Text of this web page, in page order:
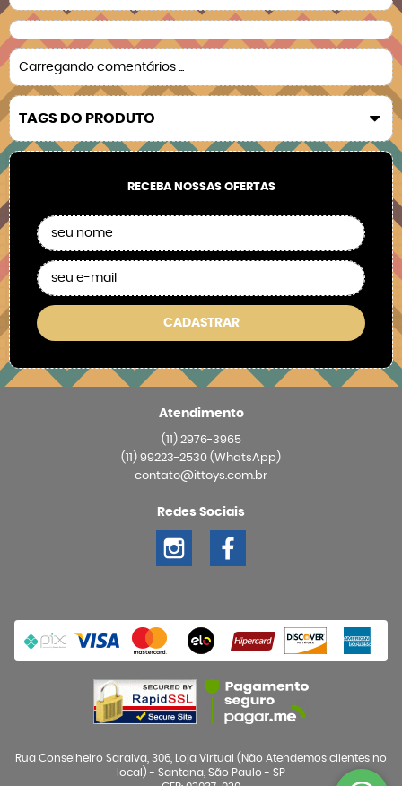
Carregando comentários ...
TAGS DO PRODUTO
RECEBA NOSSAS OFERTAS
CADASTRAR
Atendimento
(11)2976-3965
(11) 99223-2530 (WhatsApp)
contato@ittoys.com.br
Redes Sociais
Rua Conselheiro Saraiva, 306, Loja Virtual (Não Atendemos clientes no
local) - Santana, São Paulo - SP